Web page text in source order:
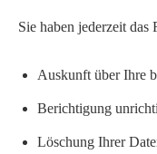
Sie haben jederzeit das
Auskunft über Ihre
Berichtigung
Löschung Ihrer